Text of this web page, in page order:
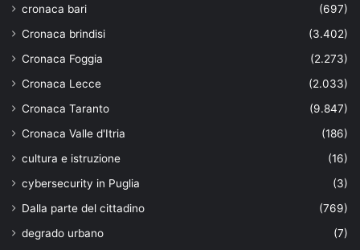
cronaca bari
(697)
Cronaca brindisi
(3.402)
Cronaca Foggia
(2.273)
Cronaca Lecce
(2.033)
Cronaca Taranto
(9.847)
Cronaca Valle d'Itria
(186)
cultura e istruzione
(16)
cybersecurity in Puglia
(3)
Dalla parte del cittadino
(769)
degrado urbano
(7)